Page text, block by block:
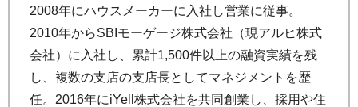
2008年にハウスメーカーに入社し営業に従事。
2010年からSBIモーゲージ株式会社（現アルヒ株式
会社）に入社し、累計1,500件以上の融資実績を残
し、複数の支店の支店長としてマネジメントを歴
任。2016年にiYell株式会社を共同創業し、採用や住